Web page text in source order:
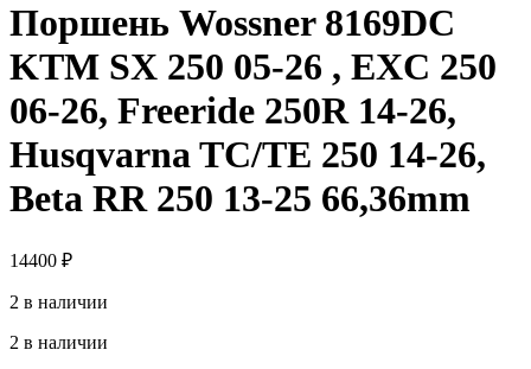
Поршень Wossner 8169DC
KTM SX 250 05-26 , EXC 250
06-26, Freeride 250R 14-26,
Husqvarna TC/TE 250 14-26,
Beta RR 250 13-25 66,36mm
14400 ₽
2 в наличии
2 в наличии